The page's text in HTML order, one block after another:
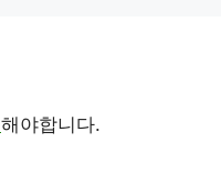
해야합니다.